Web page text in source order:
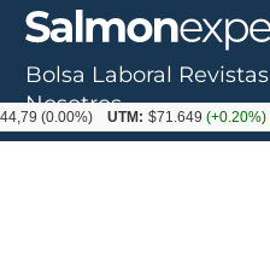
Bolsa Laboral Revistas
Nosotros
UTM: $71.649(+0.20%) Dólar: